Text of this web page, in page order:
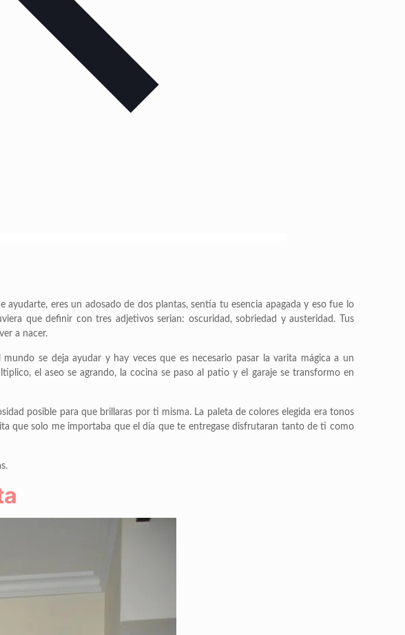
eres un adosado de dos plantas, sentía tu esencia apagada y eso fue lo
que definir con tres adjetivos serian: oscuridad, sobriedad y austeridad. Tus
a nacer.
se deja ayudar y hay veces que es necesario pasar la varita mágica a un
el aseo se agrando, la cocina se paso al patio y el garaje se transformo en
posible para que brillaras por ti misma. La paleta de colores elegida era tonos
que solo me importaba que el día que te entregase disfrutaran tanto de ti como